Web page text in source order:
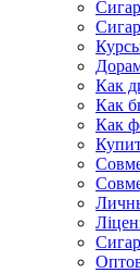
Как
Как
Как